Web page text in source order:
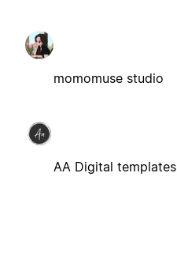
momomuse studio
AA Digital templates